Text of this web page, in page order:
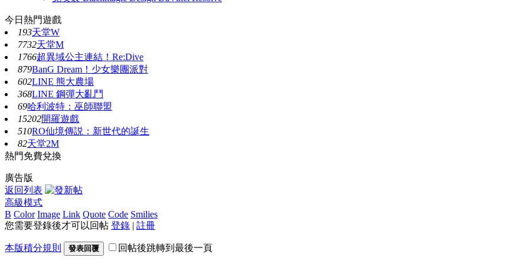
今日熱門遊戲
193天堂W
7732天堂M
1766超異域公主連結！Re:Dive
879BanG Dream！少女樂團派對
602LINE 熊大農場
368LINE 鋼彈大亂鬥
69哈利波特：巫師聯盟
15202開羅遊戲
510RO仙境傳説：新世代的誕生
82天堂2M
熱門免費兌換
廣告版
返回列表
高級模式
B Color Image Link Quote Code Smilies
您需要登錄後才可以回帖 登錄 | 註冊
本版積分規則 發表回覆 回帖後跳轉到最後一頁